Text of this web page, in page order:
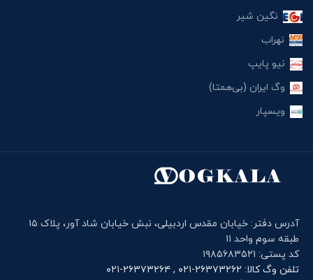
نگین شیر
نهراب
نیو پایپ
وگ ایران (بی‌همتا)
ویسپار
آدرس دفتر: خیابان مقدس اردبیلی، نبش خیابان شاد آور، پلاک ۱۵
طبقه سوم واحد ۱۱
کد پستی: ۱۹۸۵۶۸۳۵۲۱
تلفن وگ کالا: ۲۶۳۷۳۲۶۲-۰۲۱ , ۲۶۳۷۳۲۶۴-۰۲۱